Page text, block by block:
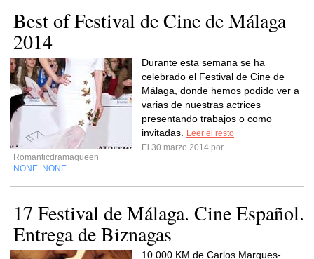
Best of Festival de Cine de Málaga
2014
Durante esta semana se ha
celebrado el Festival de Cine de
Málaga, donde hemos podido ver a
varias de nuestras actrices
presentando trabajos o como
invitadas.
Leer el resto
El 30 marzo 2014 por
Romanticdramaqueen
NONE NONE
17 Festival de Málaga. Cine Español.
Entrega de Biznagas
10.000 KM de Carlos Marques-